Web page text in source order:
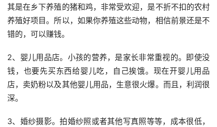
其是在乡下养殖的猪和鸡，非常受欢迎，是不折不扣的农村
养殖好项目。所以，如果你养殖这些动物，相信前景还是不
错的，可以赚钱。
2、婴儿用品店。小孩的营养，是家长非常重视的。即使没
钱，也要先买东西给婴儿吃，自己挨饿。现在开婴儿用品
店，卖奶粉以及其他婴儿用品，生意很火爆。而且，利润很
深。
3、婚纱摄影。拍婚纱照或者其他写真照等等，成本很低，